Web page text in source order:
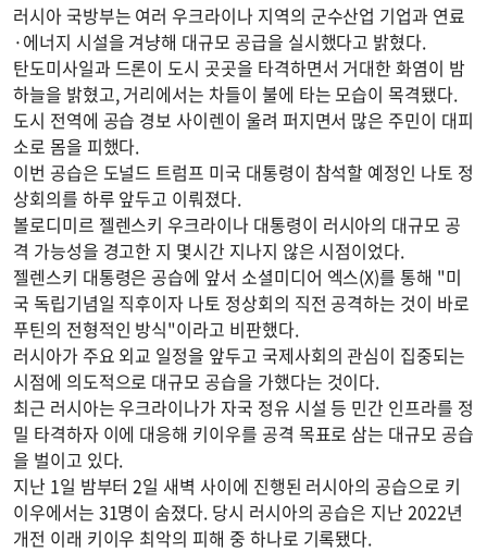
러시아 국방부는 여러 우크라이나 지역의 군수산업 기업과 연료
·에너지 시설을 겨냥해 대규모 공급을 실시했다고 밝혔다.
탄도미사일과 드론이 도시 곳곳을 타격하면서 거대한 화염이 밤
하늘을 밝혔고, 거리에서는 차들이 불에 타는 모습이 목격됐다.
도시 전역에 공습 경보 사이렌이 울려 퍼지면서 많은 주민이 대피
소로 몸을 피했다.
이번 공습은 도널드 트럼프 미국 대통령이 참석할 예정인 나토 정
상회의를 하루 앞두고 이뤄졌다.
볼로디미르 젤렌스키 우크라이나 대통령이 러시아의 대규모 공
격 가능성을 경고한 지 몇시간 지나지 않은 시점이었다.
젤렌스키 대통령은 공습에 앞서 소셜미디어 엑스(X)를 통해 "미
국 독립기념일 직후이자 나토 정상회의 직전 공격하는 것이 바로
푸틴의 전형적인 방식"이라고 비판했다.
러시아가 주요 외교 일정을 앞두고 국제사회의 관심이 집중되는
시점에 의도적으로 대규모 공습을 가했다는 것이다.
최근 러시아는 우크라이나가 자국 정유 시설 등 민간 인프라를 정
밀 타격하자 이에 대응해 키이우를 공격 목표로 삼는 대규모 공습
을 벌이고 있다.
지난 1일 밤부터 2일 새벽 사이에 진행된 러시아의 공습으로 키
이우에서는 31명이 숨졌다. 당시 러시아의 공습은 지난 2022년
개전 이래 키이우 최악의 피해 중 하나로 기록됐다.